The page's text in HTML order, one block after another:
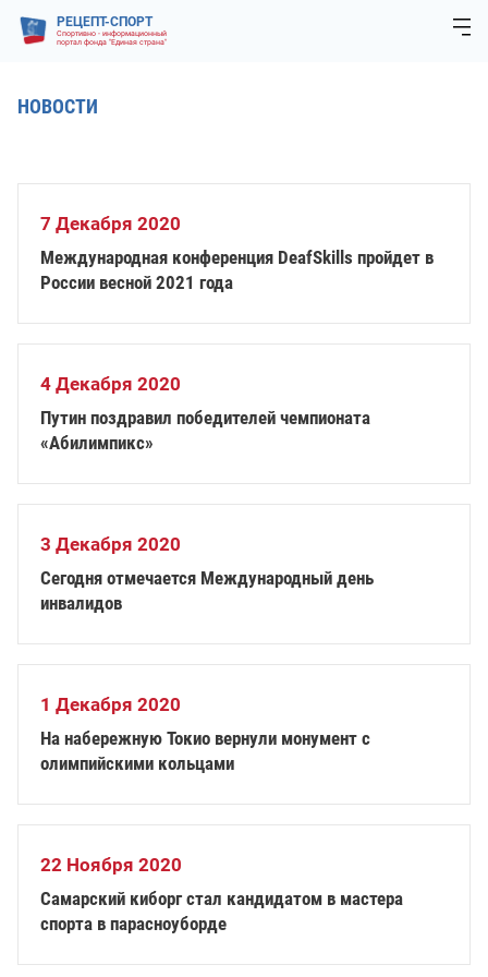
РЕЦЕПТ-СПОРТ
Спортивно - информационный
портал фонда "Единая страна"
НОВОСТИ
7 Декабря 2020
Международная конференция DeafSkills пройдет в
России весной 2021 года
4 Декабря 2020
Путин поздравил победителей чемпионата
«Абилимпикс»
3 Декабря 2020
Сегодня отмечается Международный день
инвалидов
1 Декабря 2020
На набережную Токио вернули монумент с
олимпийскими кольцами
22 Ноября 2020
Самарский киборг стал кандидатом в мастера
спорта в парасноуборде